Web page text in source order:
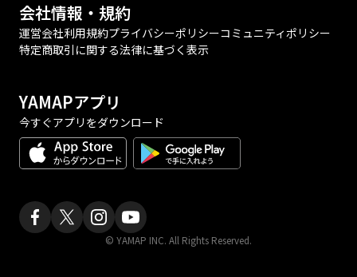
会社情報・規約
運営会社利用規約プライバシーポリシーコミュニティポリシー
特定商取引に関する法律に基づく表示
YAMAPアプリ
今すぐアプリをダウンロード
© YAMAP INC. All Rights Reserved.